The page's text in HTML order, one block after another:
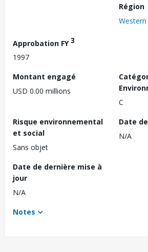
Région
Approbation FY3
1997
Montant engagé
USD 0.00 millions
C
Risque environnemental
et social
Sans objet
Date
N/A
Date de dernière mise à
jour
N/A
Notes